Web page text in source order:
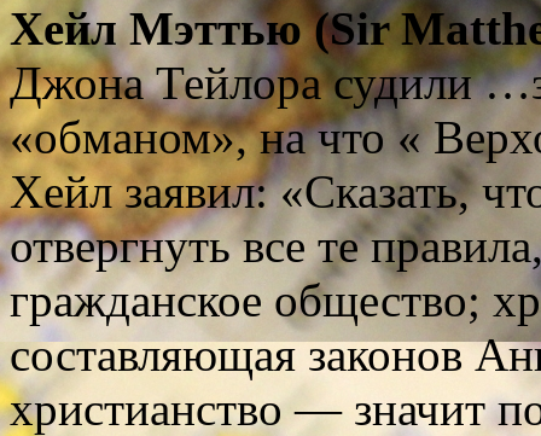
Хейл Мэттью(Sir
Джона Тейлора судили
«обманом», на что «
Хейл заявил: «Сказать,
отвергнуть все те
гражданское общество;
составляющая законов
христианство — значит